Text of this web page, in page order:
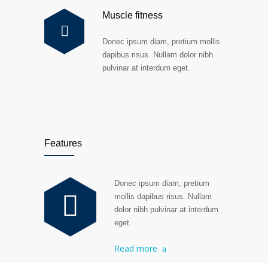
Muscle fitness
Donec ipsum diam, pretium mollis
dapibus risus. Nullam dolor nibh
pulvinar at interdum eget.
Features
Donec ipsum diam, pretium
mollis dapibus risus. Nullam
dolor nibh pulvinar at interdum
eget.
Read more